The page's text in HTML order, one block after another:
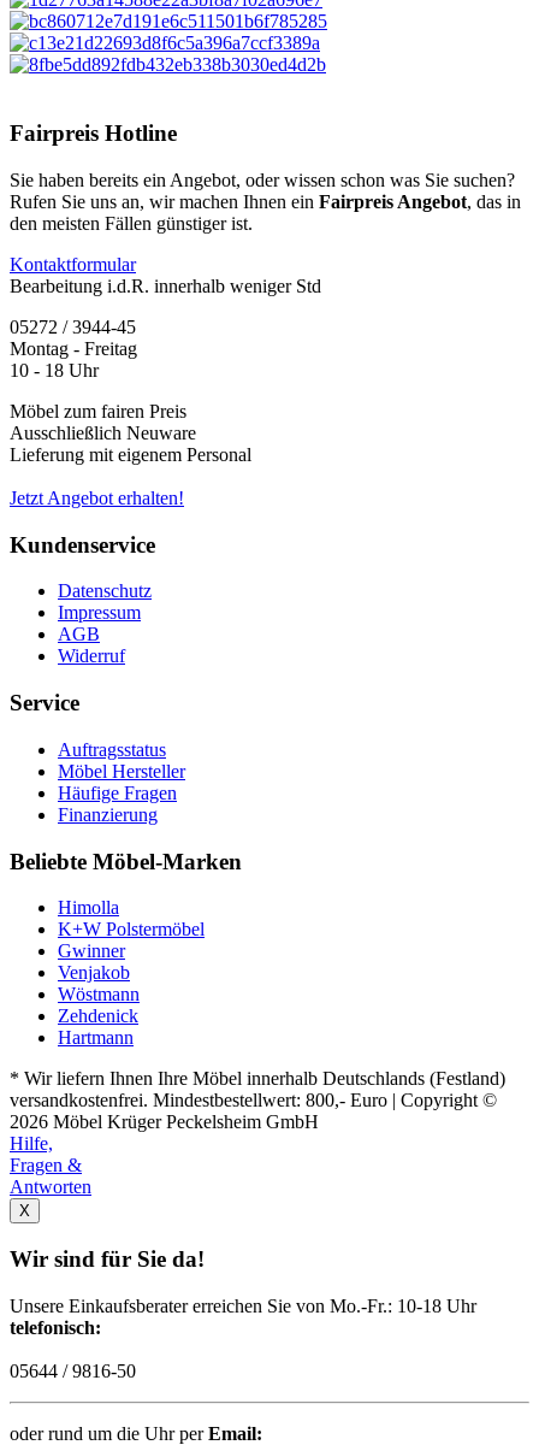
Fairpreis Hotline
Sie haben bereits ein Angebot, oder wissen schon was Sie suchen?
Rufen Sie uns an, wir machen Ihnen ein Fairpreis Angebot, das in
den meisten Fällen günstiger ist.
Kontaktformular
Bearbeitung i.d.R. innerhalb weniger Std
05272 / 3944-45
Montag - Freitag
10 - 18 Uhr
Möbel zum fairen Preis
Ausschließlich Neuware
Lieferung mit eigenem Personal
Jetzt Angebot erhalten!
Kundenservice
Datenschutz
Impressum
AGB
Widerruf
Service
Auftragsstatus
Möbel Hersteller
Häufige Fragen
Finanzierung
Beliebte Möbel-Marken
Himolla
K+W Polstermöbel
Gwinner
Venjakob
Wöstmann
Zehdenick
Hartmann
* Wir liefern Ihnen Ihre Möbel innerhalb Deutschlands (Festland)
versandkostenfrei. Mindestbestellwert: 800,- Euro | Copyright ©
2026 Möbel Krüger Peckelsheim GmbH
Hilfe,
Fragen &
Antworten
X
Wir sind für Sie da!
Unsere Einkaufsberater erreichen Sie von Mo.-Fr.: 10-18 Uhr
telefonisch:
05644 / 9816-50
oder rund um die Uhr perEmail: